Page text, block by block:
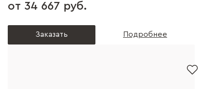
от 34 667 руб.
Заказать Подробнее